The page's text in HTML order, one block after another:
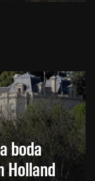
boda
Holland